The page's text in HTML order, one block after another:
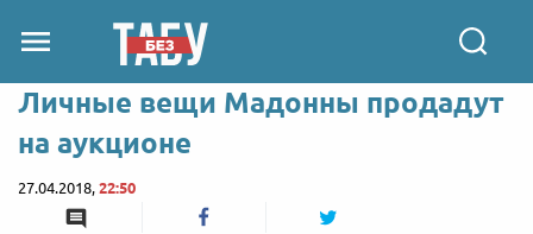
Личные вещи Мадонны продадут
на аукционе
27.04.2018, 22:50